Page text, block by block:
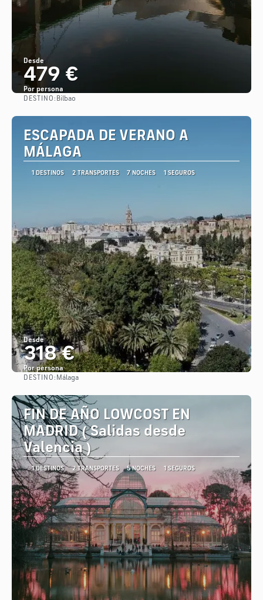
Desde
479 €
Por persona
DESTINO: Bilbao
ESCAPADA DE VERANO A
MÁLAGA
1 DESTINOS 2 TRANSPORTES 7 NOCHES 1 SEGUROS
Desde
318 €
Por persona
DESTINO: Málaga
FIN DE AÑO LOWCOST EN
MADRID ( Salidas desde
Valencia )
1 DESTINOS 2 TRANSPORTES 5 NOCHES 1 SEGUROS